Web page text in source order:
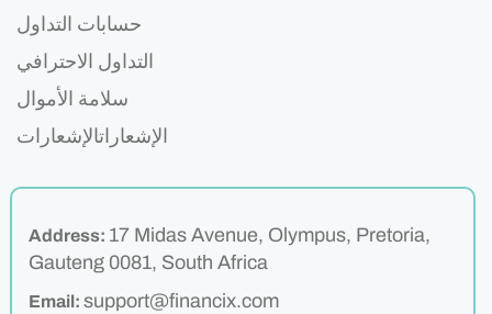
حسابات التداول
التداول الاحترافي
سلامة الأموال
الإشعاراتالإشعارات
Address: 17 Midas Avenue, Olympus, Pretoria,
Gauteng 0081, South Africa
Email: support@financix.com